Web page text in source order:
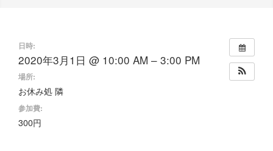
日時:
2020年3月1日 @ 10:00 AM – 3:00 PM
場所:
お休み処 隣
参加費:
300円